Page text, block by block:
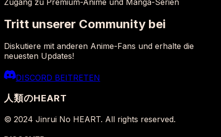
Zugang zu Premium-Anime und Manga-Serien
Tritt unserer Community bei
Diskutiere mit anderen Anime-Fans und erhalte die
neuesten Updates!
DISCORD BEITRETEN
人類のHEART
© 2024 Jinrui No HEART. All rights reserved.